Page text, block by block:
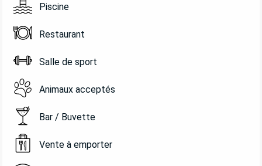
Piscine
Restaurant
Salle de sport
Animaux acceptés
Bar / Buvette
Vente à emporter